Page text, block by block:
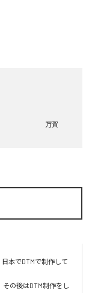
万賀
本でDTMで制作して
の後はDTM制作をし